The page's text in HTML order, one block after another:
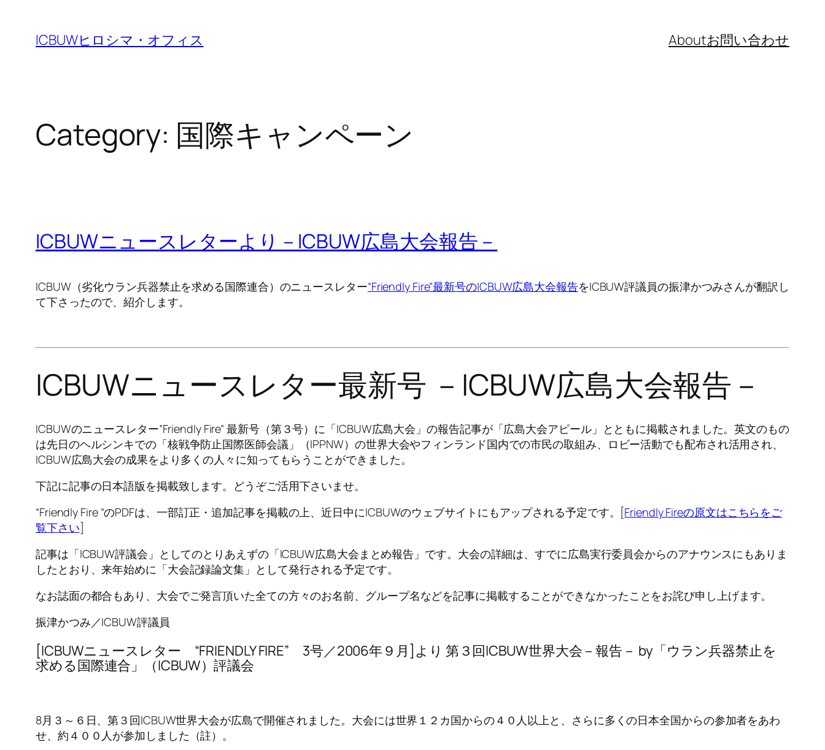
content
ICBUWヒロシマ・オフィス Aboutお問い合わせ
Category: 国際キャンペーン
ICBUWニュースレターより－ICBUW広島大会報告－
ICBUW（劣化ウラン兵器禁止を求める国際連合）のニュースレター“Friendly Fire”最新号のICBUW広島大会報告をICBUW評議員の振津かつみさんが翻訳し
て下さったので、紹介します。
ICBUWニュースレター最新号 －ICBUW広島大会報告－
ICBUWのニュースレター”Friendly Fire” 最新号（第３号）に「ICBUW広島大会」の報告記事が「広島大会アピール」とともに掲載されました。英文のもの
は先日のヘルシンキでの「核戦争防止国際医師会議」（IPPNW）の世界大会やフィンランド国内での市民の取組み、ロビー活動でも配布され活用され、
ICBUW広島大会の成果をより多くの人々に知ってもらうことができました。
下記に記事の日本語版を掲載致します。どうぞご活用下さいませ。
“Friendly Fire “のPDFは、一部訂正・追加記事を掲載の上、近日中にICBUWのウェブサイトにもアップされる予定です。[Friendly Fireの原文はこちらをご
覧下さい]
記事は「ICBUW評議会」としてのとりあえずの「ICBUW広島大会まとめ報告」です。大会の詳細は、すでに広島実行委員会からのアナウンスにもありま
したとおり、来年始めに「大会記録論文集」として発行される予定です。
なお誌面の都合もあり、大会でご発言頂いた全ての方々のお名前、グループ名などを記事に掲載することができなかったことをお詫び申し上げます。
振津かつみ／ICBUW評議員
[ICBUWニュースレター “FRIENDLY FIRE” 3号／2006年９月]より 第３回ICBUW世界大会－報告－ by「ウラン兵器禁止を
求める国際連合」（ICBUW）評議会
8月３～６日、第３回ICBUW世界大会が広島で開催されました。大会には世界１２カ国からの４０人以上と、さらに多くの日本全国からの参加者をあわ
せ、約４００人が参加しました（註）。